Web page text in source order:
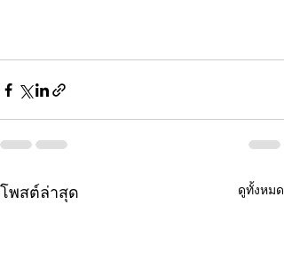
โพสต์ล่าสุด ดูทั้งหมด